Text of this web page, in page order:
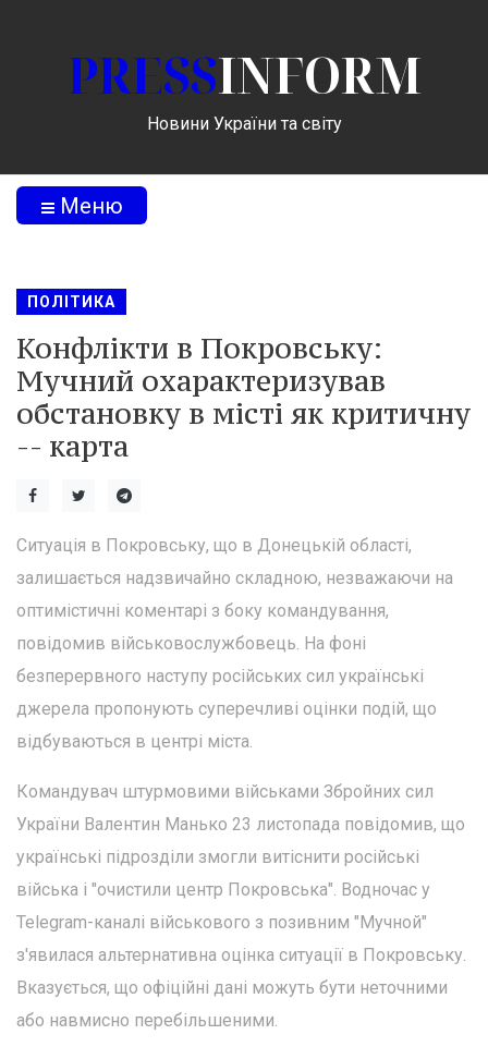
PRESSINFORM
Новини України та світу
Меню
ПОЛІТИКА
Конфлікти в Покровську:
Мучний охарактеризував
обстановку в місті як критичну
-- карта
Ситуація в Покровську, що в Донецькій області,
залишається надзвичайно складною, незважаючи на
оптимістичні коментарі з боку командування,
повідомив військовослужбовець. На фоні
безперервного наступу російських сил українські
джерела пропонують суперечливі оцінки подій, що
відбуваються в центрі міста.
Командувач штурмовими військами Збройних сил
України Валентин Манько 23 листопада повідомив, що
українські підрозділи змогли витіснити російські
війська і "очистили центр Покровська". Водночас у
Telegram-каналі військового з позивним "Мучной"
з'явилася альтернативна оцінка ситуації в Покровську.
Вказується, що офіційні дані можуть бути неточними
або навмисно перебільшеними.